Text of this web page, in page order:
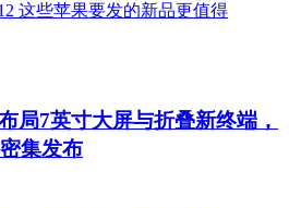
局7英寸大屏与折叠新终端，
集发布